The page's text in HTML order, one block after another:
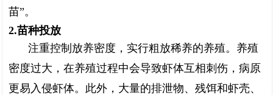
苗”。
2.苗种投放
注重控制放养密度，实行粗放稀养的养殖。养殖
密度过大，在养殖过程中会导致虾体互相刺伤，病原
更易入侵虾体。此外，大量的排泄物、残饵和虾壳、